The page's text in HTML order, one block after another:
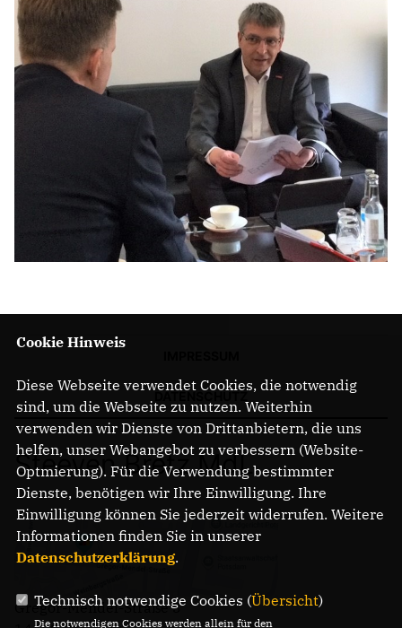
Steeven Bretz MdL
Gregor-Mendel-Straße 3
Cookie Hinweis
Diese Webseite verwendet Cookies, die notwendig
sind, um die Webseite zu nutzen. Weiterhin
verwenden wir Dienste von Drittanbietern, die uns
helfen, unser Webangebot zu verbessern (Website-
Optmierung). Für die Verwendung bestimmter
Dienste, benötigen wir Ihre Einwilligung. Ihre
Einwilligung können Sie jederzeit widerrufen. Weitere
Informationen finden Sie in unserer
Datenschutzerklärung.
Technisch notwendige Cookies (Übersicht)
Die notwendigen Cookies werden allein für den